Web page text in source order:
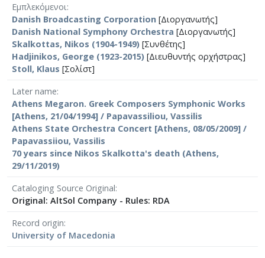
Εμπλεκόμενοι
Danish Broadcasting Corporation [Διοργανωτής]
Danish National Symphony Orchestra [Διοργανωτής]
Skalkottas, Nikos (1904-1949) [Συνθέτης]
Hadjinikos, George (1923-2015) [Διευθυντής ορχήστρας]
Stoll, Klaus [Σολίστ]
Later name
Athens Megaron. Greek Composers Symphonic Works
[Athens, 21/04/1994] / Papavassiliou, Vassilis
Athens State Orchestra Concert [Athens, 08/05/2009] /
Papavassiiou, Vassilis
70 years since Nikos Skalkotta's death (Athens,
29/11/2019)
Cataloging Source Original
Original: AltSol Company - Rules: RDA
Record origin
University of Macedonia